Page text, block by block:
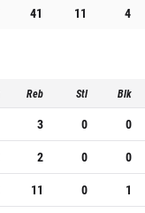
41 11 4
Reb Stl Blk
3 0
0
2 0
0
11 0
1